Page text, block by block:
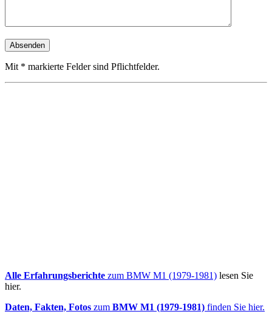
Mit * markierte Felder sind Pflichtfelder.
Alle Erfahrungsberichte zum BMW M1 (1979-1981) lesen Sie
hier.
Daten, Fakten, Fotos zum BMW M1 (1979-1981) finden Sie hier.